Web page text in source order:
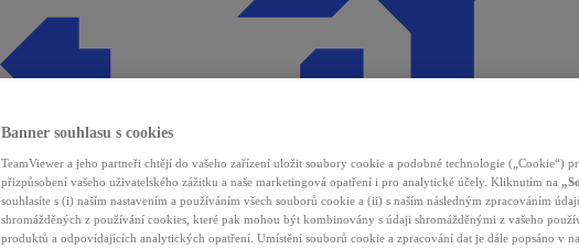
Banner souhlasu s cookies
TeamViewer a jeho partneři chtějí do vašeho zařízení uložit soubory cookie a podobné technologie („Cookie“)
přizpůsobení vašeho uživatelského zážitku a naše marketingová opatření i pro analytické účely. Kliknutím na
souhlasíte s (i) naším nastavením a používáním všech souborů cookie a (ii) s naším následným zpracováním
shromážděných z používání cookies, které pak mohou být kombinovány s údaji shromážděnými z vašeho
produktů a odpovídajících analytických opatření. Umístění souborů cookie a zpracování dat je dále popsáno v